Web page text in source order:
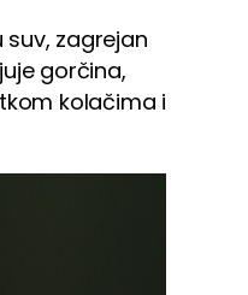
suv, zagrejan
gorčina,
kolačima i